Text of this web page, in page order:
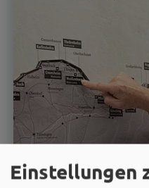
Einstellungen